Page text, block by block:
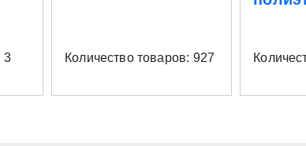
3 Количество товаров: 927